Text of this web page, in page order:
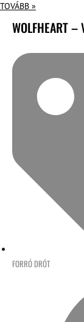
TOVÁBB »
WOLFHEART –
FORRÓ DRÓT